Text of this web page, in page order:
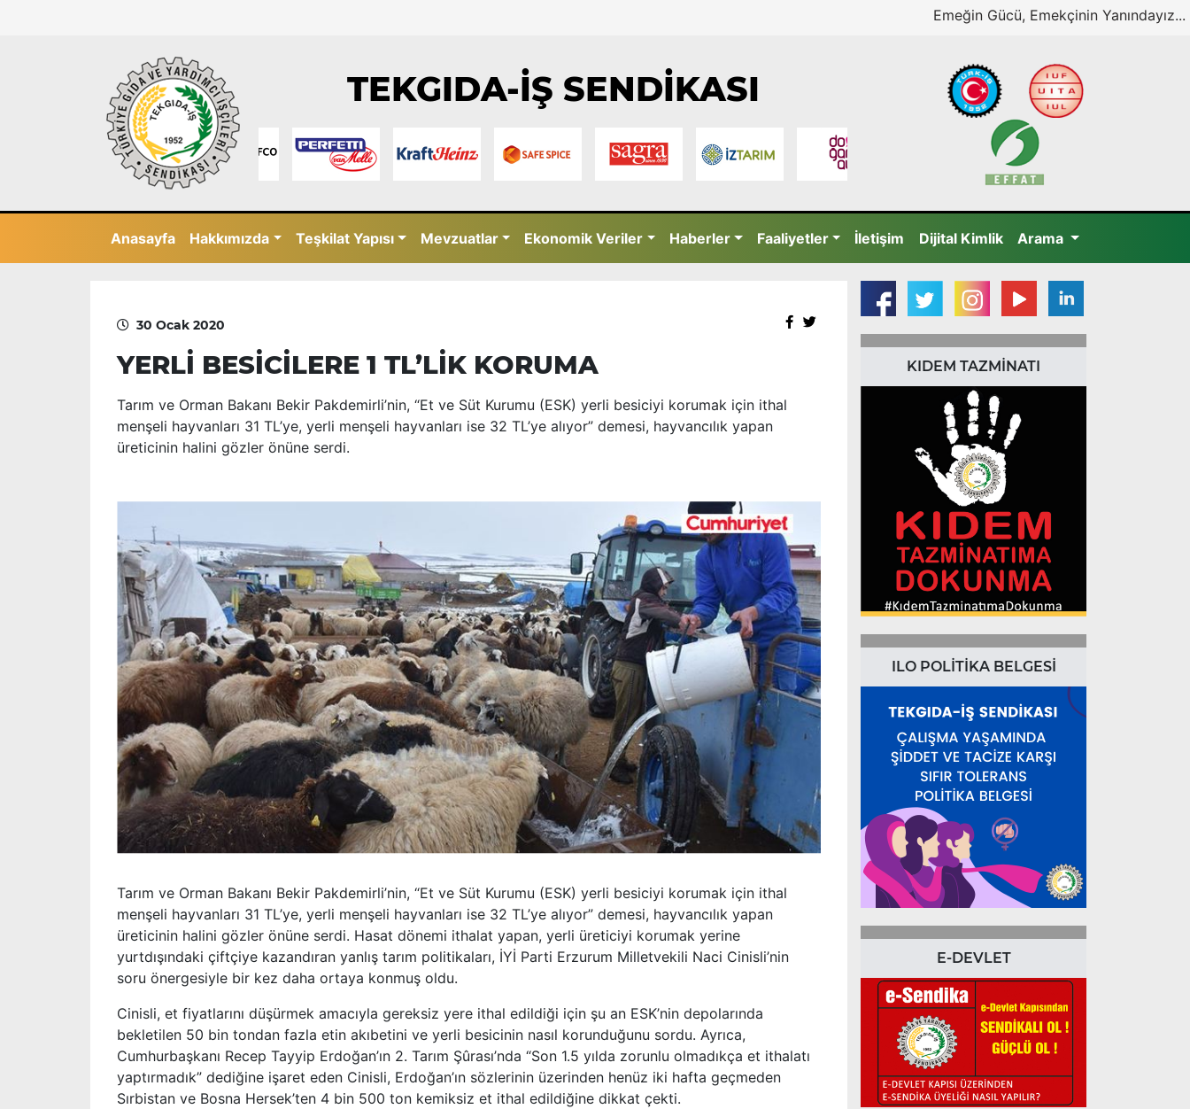
Emeğin Gücü, Emekçinin Yanındayız...
TEKGIDA-İŞ SENDİKASI
Anasayfa Hakkımızda Teşkilat Yapısı Mevzuatlar Ekonomik Veriler Haberler Faaliyetler İletişim Dijital Kimlik Arama
30 Ocak 2020
YERLİ BESİCİLERE 1 TL’LİK KORUMA
Tarım ve Orman Bakanı Bekir Pakdemirli’nin, “Et ve Süt Kurumu (ESK) yerli besiciyi korumak için ithal
menşeli hayvanları 31 TL’ye, yerli menşeli hayvanları ise 32 TL’ye alıyor” demesi, hayvancılık yapan
üreticinin halini gözler önüne serdi.
Tarım ve Orman Bakanı Bekir Pakdemirli’nin, “Et ve Süt Kurumu (ESK) yerli besiciyi korumak için ithal
menşeli hayvanları 31 TL’ye, yerli menşeli hayvanları ise 32 TL’ye alıyor” demesi, hayvancılık yapan
üreticinin halini gözler önüne serdi. Hasat dönemi ithalat yapan, yerli üreticiyi korumak yerine
yurtdışındaki çiftçiye kazandıran yanlış tarım politikaları, İYİ Parti Erzurum Milletvekili Naci Cinisli’nin
soru önergesiyle bir kez daha ortaya konmuş oldu.
Cinisli, et fiyatlarını düşürmek amacıyla gereksiz yere ithal edildiği için şu an ESK’nin depolarında
bekletilen 50 bin tondan fazla etin akıbetini ve yerli besicinin nasıl korunduğunu sordu. Ayrıca,
Cumhurbaşkanı Recep Tayyip Erdoğan’ın 2. Tarım Şûrası’nda “Son 1.5 yılda zorunlu olmadıkça et ithalatı
yaptırmadık” dediğine işaret eden Cinisli, Erdoğan’ın sözlerinin üzerinden henüz iki hafta geçmeden
Sırbistan ve Bosna Hersek’ten 4 bin 500 ton kemiksiz et ithal edildiğine dikkat çekti.
KIDEM TAZMİNATI
ILO POLİTİKA BELGESİ
E-DEVLET